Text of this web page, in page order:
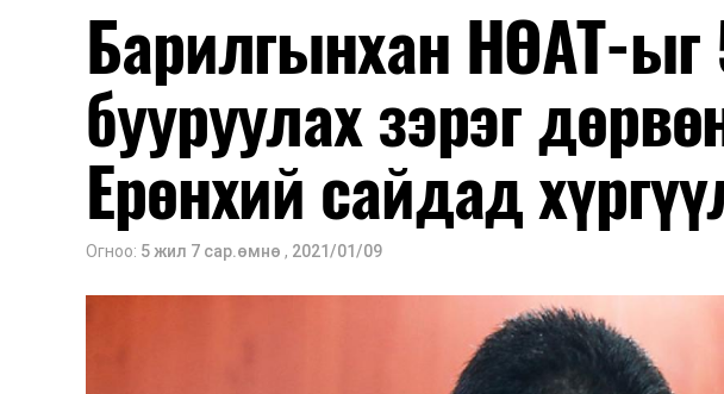
Барилгынхан НӨАТ-ыг
бууруулах зэрэг
Ерөнхий сайдад
Огноо: 5 жил 7 сар.өмнө , 2021/01/09